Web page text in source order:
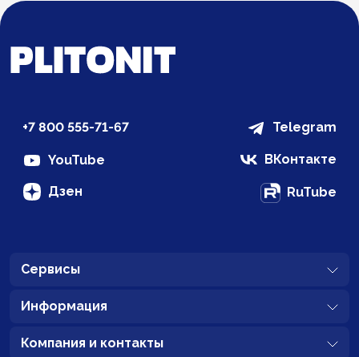
+7 800 555-71-67 Telegram
YouTube ВКонтакте
Дзен RuTube
Сервисы
Информация
Компания и контакты